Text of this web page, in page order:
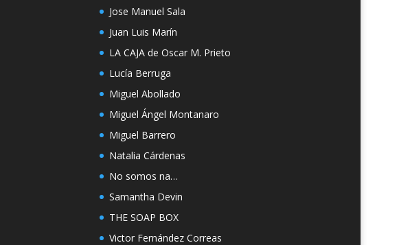
Jose Manuel Sala
Juan Luis Marín
LA CAJA de Oscar M. Prieto
Lucía Berruga
Miguel Abollado
Miguel Ángel Montanaro
Miguel Barrero
Natalia Cárdenas
No somos na…
Samantha Devin
THE SOAP BOX
Victor Fernández Correas